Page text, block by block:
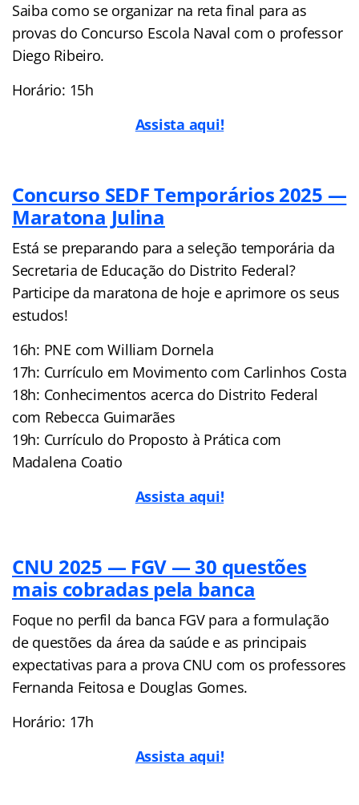
Saiba como se organizar na reta final para as
provas do Concurso Escola Naval com o professor
Diego Ribeiro.
Horário: 15h
Assista aqui!
Concurso SEDF Temporários 2025 —
Maratona Julina
Está se preparando para a seleção temporária da
Secretaria de Educação do Distrito Federal?
Participe da maratona de hoje e aprimore os seus
estudos!
16h: PNE com William Dornela
17h: Currículo em Movimento com Carlinhos Costa
18h: Conhecimentos acerca do Distrito Federal
com Rebecca Guimarães
19h: Currículo do Proposto à Prática com
Madalena Coatio
Assista aqui!
CNU 2025 — FGV — 30 questões
mais cobradas pela banca
Foque no perfil da banca FGV para a formulação
de questões da área da saúde e as principais
expectativas para a prova CNU com os professores
Fernanda Feitosa e Douglas Gomes.
Horário: 17h
Assista aqui!